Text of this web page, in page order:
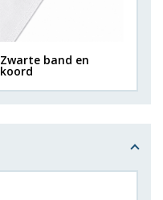
Zwarte band en
koord